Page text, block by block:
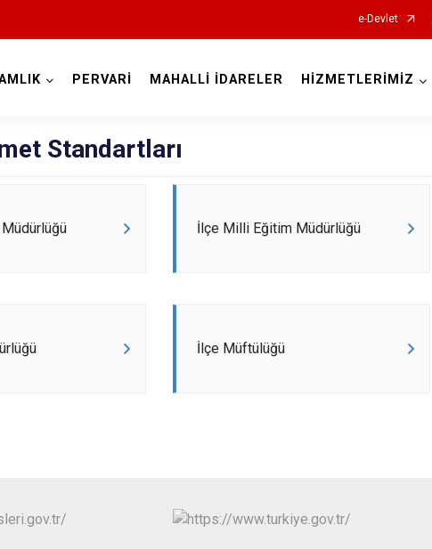
e-Devlet
Eruh
PERVARİ MAHALLİ İDARELER HİZMETLERİMİZ
Standartları
İlçe Milli Eğitim Müdürlüğü
İlçe Müftülüğü